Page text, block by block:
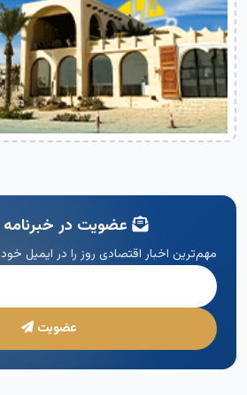
عضویت در خبرنامه
مهم‌ترین اخبار اقتصادی روز را در ایمیل
عضویت